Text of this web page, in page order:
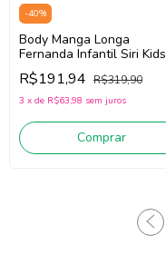
-40%
Body Manga Longa
Fernanda Infantil Siri Kids
Siri Lover 40053 (Azul)
R$191,94 R$319,90
3 x de R$63,98 sem juros
Comprar